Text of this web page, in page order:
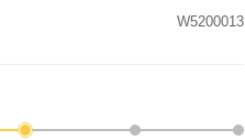
W5200013